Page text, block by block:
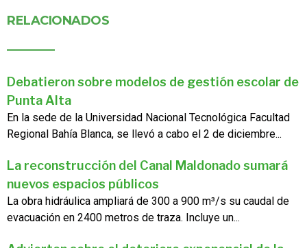
RELACIONADOS
Debatieron sobre modelos de gestión escolar de
Punta Alta
En la sede de la Universidad Nacional Tecnológica Facultad
Regional Bahía Blanca, se llevó a cabo el 2 de diciembre...
La reconstrucción del Canal Maldonado sumará
nuevos espacios públicos
La obra hidráulica ampliará de 300 a 900 m³/s su caudal de
evacuación en 2400 metros de traza. Incluye un...